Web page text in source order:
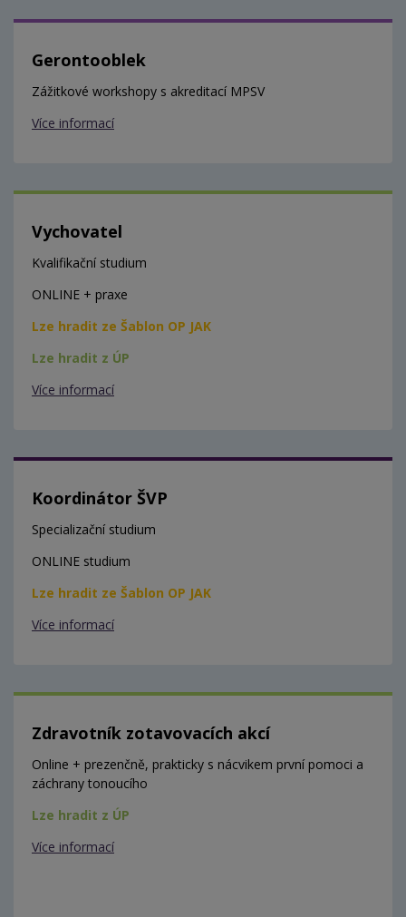
Gerontooblek
Zážitkové workshopy s akreditací MPSV
Více informací
Vychovatel
Kvalifikační studium
ONLINE + praxe
Lze hradit ze Šablon OP JAK
Lze hradit z ÚP
Více informací
Koordinátor ŠVP
Specializační studium
ONLINE studium
Lze hradit ze Šablon OP JAK
Více informací
Zdravotník zotavovacích akcí
Online + prezenčně, prakticky s nácvikem první pomoci a
záchrany tonoucího
Lze hradit z ÚP
Více informací